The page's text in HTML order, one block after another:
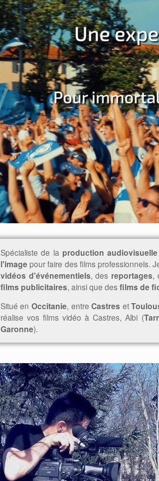
Spécialiste de la production audiovisuelle
l'image pour faire des films professionnels.
vidéos d'événementiels, des reportages,
films publicitaires, ainsi que des films de
Situé en Occitanie, entreCastres et
réalise vos films vidéo à Castres, Albi (
Garonne).